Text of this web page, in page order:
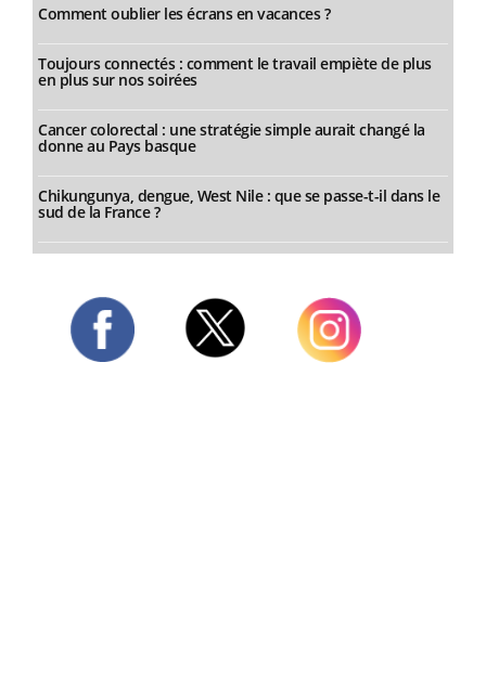
Comment oublier les écrans en vacances ?
Toujours connectés : comment le travail empiète de plus
en plus sur nos soirées
Cancer colorectal : une stratégie simple aurait changé la
donne au Pays basque
Chikungunya, dengue, West Nile : que se passe-t-il dans le
sud de la France ?